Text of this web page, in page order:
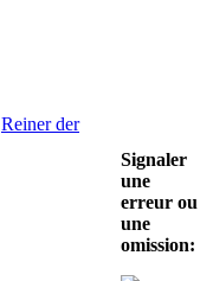
Reiner der
Signaler
une
erreur ou
une
omission: